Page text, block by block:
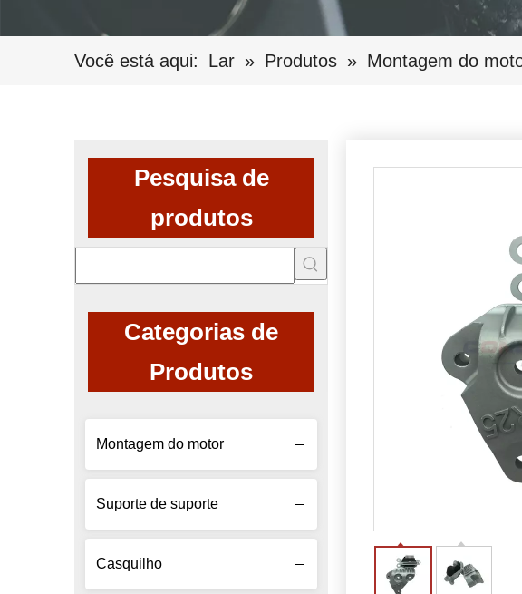
Você está aqui: Lar » Produtos » Montagem do
Pesquisa de
produtos
Categorias de
Produtos
Montagem do motor
Suporte de suporte
Casquilho